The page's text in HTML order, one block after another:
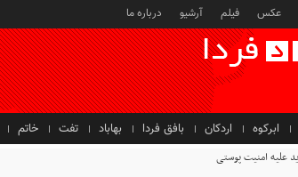
عکس فیلم آرشیو درباره ما
ابرکوه اردکان بافق فردا بهاباد تفت خاتم